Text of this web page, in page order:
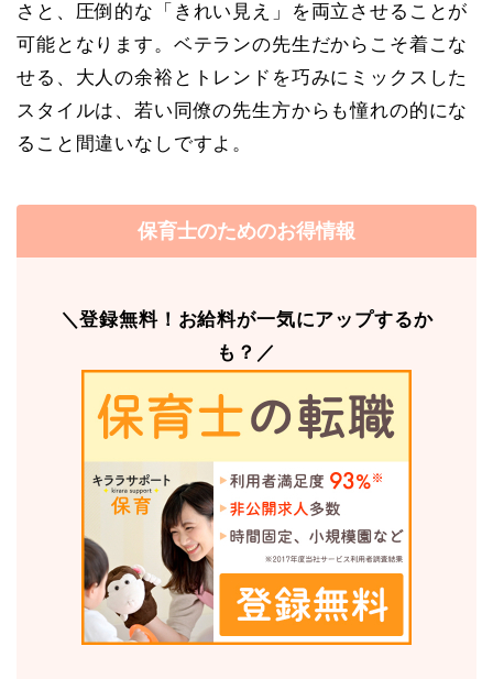
さと、圧倒的な「きれい見え」を両立させることが
可能となります。ベテランの先生だからこそ着こな
せる、大人の余裕とトレンドを巧みにミックスした
スタイルは、若い同僚の先生方からも憧れの的にな
ること間違いなしですよ。
保育士のためのお得情報
＼登録無料！お給料が一気にアップするか
も？／